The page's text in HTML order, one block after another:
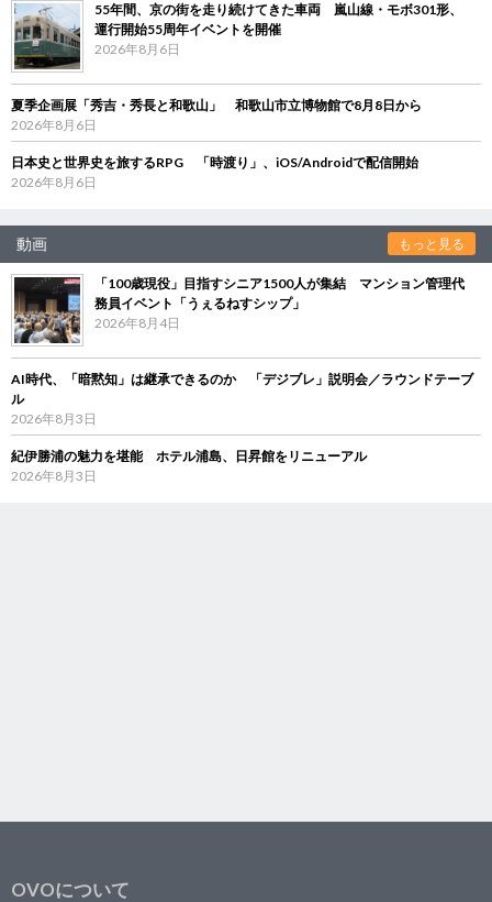
55年間、京の街を走り続けてきた車両 嵐山線・モボ301形、
運行開始55周年イベントを開催
2026年8月6日
夏季企画展「秀吉・秀長と和歌山」 和歌山市立博物館で8月8日から
2026年8月6日
日本史と世界史を旅するRPG 「時渡り」、iOS/Androidで配信開始
2026年8月6日
動画 もっと見る
「100歳現役」目指すシニア1500人が集結 マンション管理代
務員イベント「うぇるねすシップ」
2026年8月4日
AI時代、「暗黙知」は継承できるのか 「デジブレ」説明会／ラウンドテーブ
ル
2026年8月3日
紀伊勝浦の魅力を堪能 ホテル浦島、日昇館をリニューアル
2026年8月3日
OVOについて